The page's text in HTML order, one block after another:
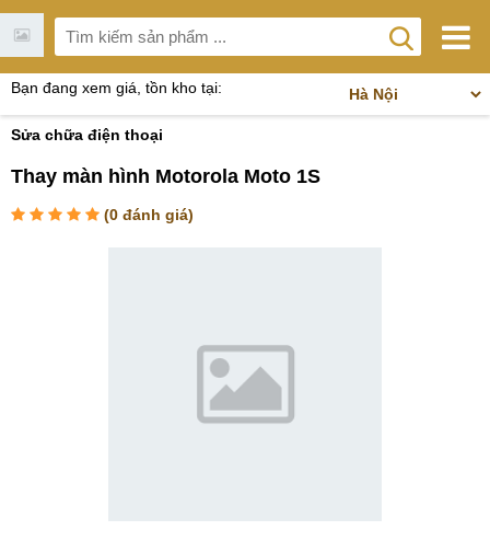
Bạn đang xem giá, tồn kho tại:
Sửa chữa điện thoại
Thay màn hình Motorola Moto 1S
(0 đánh giá)